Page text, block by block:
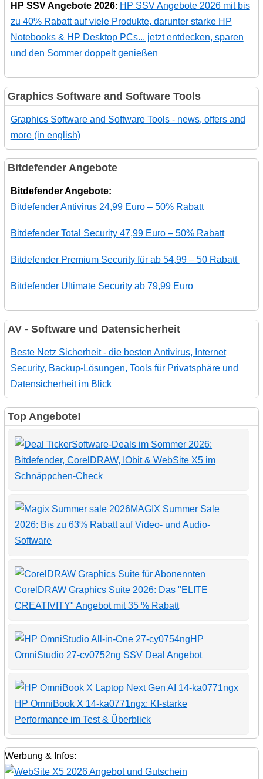
HP SSV Angebote 2026: HP SSV Angebote 2026 mit bis
zu 40% Rabatt auf viele Produkte, darunter starke HP
Notebooks & HP Desktop PCs... jetzt entdecken, sparen
und den Sommer doppelt genießen
Graphics Software and Software Tools
Graphics Software and Software Tools - news, offers and
more (in english)
Bitdefender Angebote
Bitdefender Angebote:
Bitdefender Antivirus 24,99 Euro – 50% Rabatt
Bitdefender Total Security 47,99 Euro – 50% Rabatt
Bitdefender Premium Security für ab 54,99 – 50 Rabatt
Bitdefender Ultimate Security ab 79,99 Euro
AV - Software und Datensicherheit
Beste Netz Sicherheit - die besten Antivirus, Internet
Security, Backup-Lösungen, Tools für Privatsphäre und
Datensicherheit im Blick
Top Angebote!
Software-Deals im Sommer 2026:
Bitdefender, CorelDRAW, IObit & WebSite X5 im
Schnäppchen-Check
MAGIX Summer Sale
2026: Bis zu 63% Rabatt auf Video- und Audio-
Software
CorelDRAW Graphics Suite 2026: Das "ELITE
CREATIVITY" Angebot mit 35 % Rabatt
HP
OmniStudio 27-cv0752ng SSV Deal Angebot
HP OmniBook X 14-ka0771ngx: KI-starke
Performance im Test & Überblick
Werbung & Infos: